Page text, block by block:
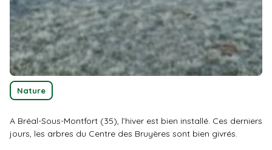
Nature
A Bréal-Sous-Montfort (35), l’hiver est bien installé. Ces derniers
jours, les arbres du Centre des Bruyères sont bien givrés.